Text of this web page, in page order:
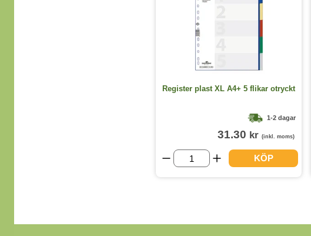
Register plast XL A4+ 5 flikar otryckt
1-2 dagar
31.30 kr (inkl. moms)
KÖP